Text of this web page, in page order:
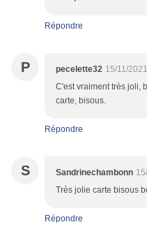
Répondre
P pecelette32 15/11/
C'est vraiment très joli,
carte, bisous.
Répondre
S Sandrinechambonn
Très jolie carte bisous
Répondre